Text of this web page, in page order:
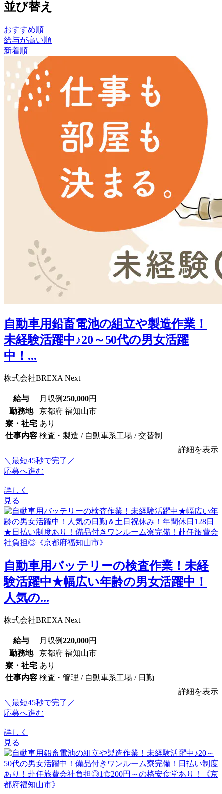
並び替え
おすすめ順
給与が高い順
新着順
自動車用鉛畜電池の組立や製造作業！
未経験活躍中♪20～50代の男女活躍
中！...
株式会社BREXA Next
給与 月収例250,000円
勤務地
京都府 福知山市
寮・社宅 あり
仕事内容 検査・製造 / 自動車系工場 / 交替制
詳細を表示
＼最短45秒で完了／
応募へ進む
詳しく
見る
自動車用バッテリーの検査作業！未経
験活躍中★幅広い年齢の男女活躍中！
人気の...
株式会社BREXA Next
給与 月収例220,000円
勤務地
京都府 福知山市
寮・社宅 あり
仕事内容 検査・管理 / 自動車系工場 / 日勤
詳細を表示
＼最短45秒で完了／
応募へ進む
詳しく
見る